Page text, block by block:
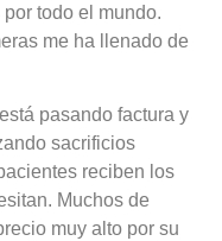
todo el mundo.
me ha llenado de
pasando factura y
sacrificios
reciben los
Muchos de
muy alto por su